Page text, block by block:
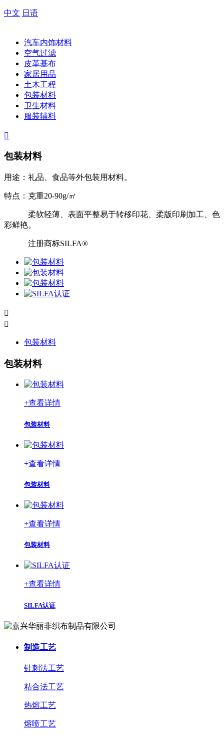
中文 日语
汽车内饰材料
空气过滤
皮革基布
家居用品
土木工程
包装材料
卫生材料
服装辅料

包装材料
用途：礼品、食品等外包装用材料。
特点：克重20-90g/㎡
柔软轻薄、表面平整易于转移印花、柔版印刷加工、色
彩鲜艳。
注册商标SILFA®


包装材料
包装材料
+查看详情
包装材料
+查看详情
包装材料
+查看详情
包装材料
+查看详情
SILFA认证
制造工艺
针刺法工艺
粘合法工艺
热熔工艺
熔喷工艺